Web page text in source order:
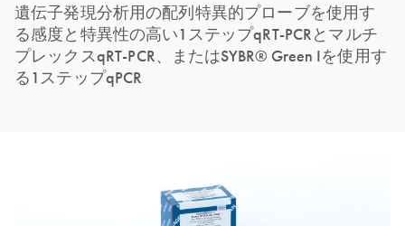
遺伝子発現分析用の配列特異的プローブを使用す
る感度と特異性の高い1ステップqRT-PCRとマルチ
プレックスqRT-PCR、またはSYBR® Green Iを使用す
る1ステップqPCR